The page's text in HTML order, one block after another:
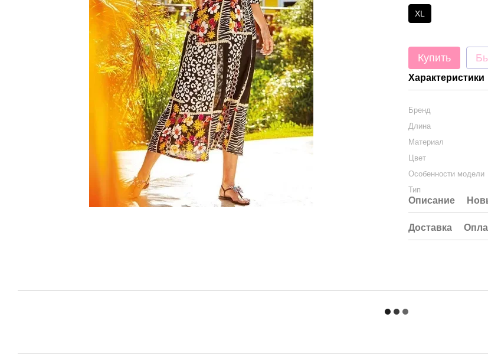
XL
Купить
Характеристики
Бренд
Длина
Материал
Цвет
Особенности модели
Тип
Описание
Доставка